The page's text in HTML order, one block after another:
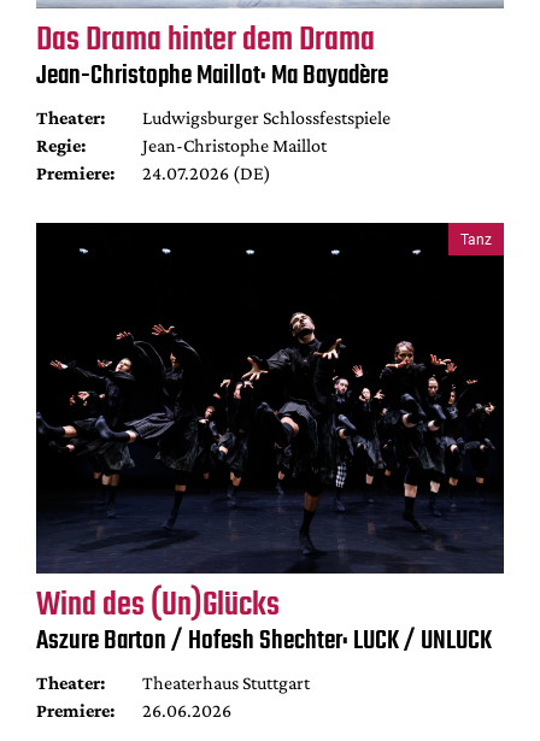
Das Drama hinter dem Drama
Jean-Christophe Maillot: Ma Bayadère
Theater:
Ludwigsburger Schlossfestspiele
Regie:
Jean-Christophe Maillot
Premiere:
24.07.2026 (DE)
Tanz
Wind des (Un)Glücks
Aszure Barton / Hofesh Shechter: LUCK / UNLUCK
Theater:
Theaterhaus Stuttgart
Premiere:
26.06.2026